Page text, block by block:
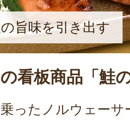
旨味を引き出す
看板商品「鮭
ったノルウェーサ